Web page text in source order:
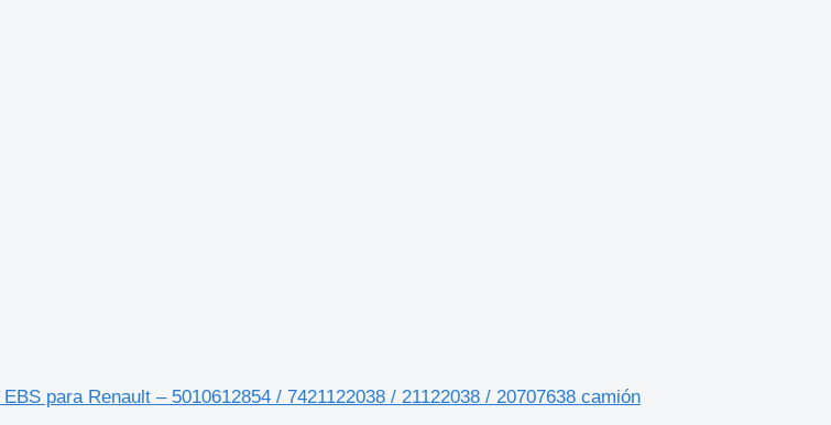
para Renault – 5010612854 / 7421122038 / 21122038 / 20707638 camión